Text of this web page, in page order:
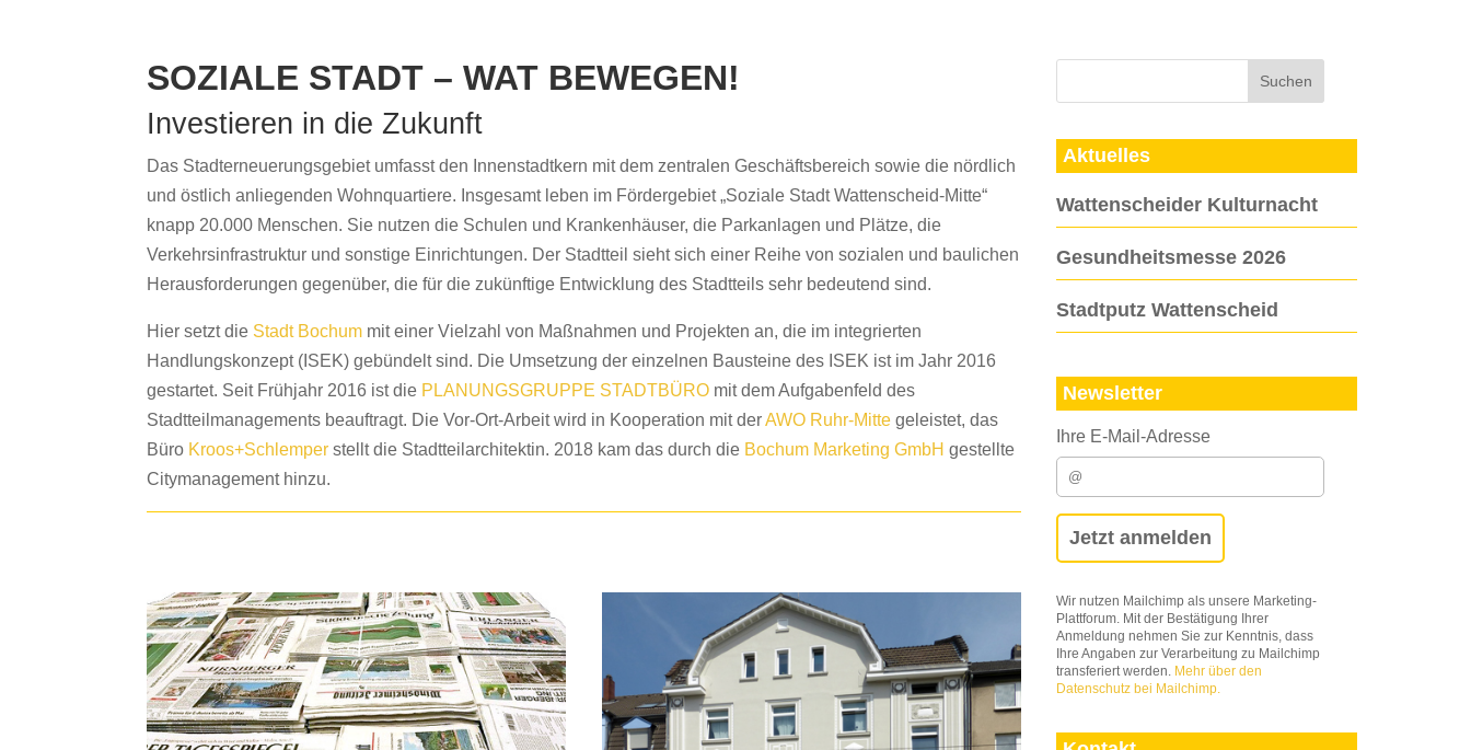
SOZIALE STADT – WAT BEWEGEN!
Investieren in die Zukunft
Das Stadterneuerungsgebiet umfasst den Innenstadtkern mit dem zentralen Geschäftsbereich sowie die nördlich
und östlich anliegenden Wohnquartiere. Insgesamt leben im Fördergebiet „Soziale Stadt Wattenscheid-Mitte“
knapp 20.000 Menschen. Sie nutzen die Schulen und Krankenhäuser, die Parkanlagen und Plätze, die
Verkehrsinfrastruktur und sonstige Einrichtungen. Der Stadtteil sieht sich einer Reihe von sozialen und baulichen
Herausforderungen gegenüber, die für die zukünftige Entwicklung des Stadtteils sehr bedeutend sind.
Hier setzt die Stadt Bochum mit einer Vielzahl von Maßnahmen und Projekten an, die im integrierten
Handlungskonzept (ISEK) gebündelt sind. Die Umsetzung der einzelnen Bausteine des ISEK ist im Jahr 2016
gestartet. Seit Frühjahr 2016 ist die PLANUNGSGRUPPE STADTBÜRO mit dem Aufgabenfeld des
Stadtteilmanagements beauftragt. Die Vor-Ort-Arbeit wird in Kooperation mit derAWO Ruhr-Mitte geleistet, das
Büro Kroos+Schlemper stellt die Stadtteilarchitektin. 2018 kam das durch die Bochum Marketing GmbH gestellte
Citymanagement hinzu.
Aktuelles
Wattenscheider Kulturnacht
Gesundheitsmesse 2026
Stadtputz Wattenscheid
Newsletter
Ihre E-Mail-Adresse
Wir nutzen Mailchimp als unsere Marketing-
Plattforum. Mit der Bestätigung Ihrer
Anmeldung nehmen Sie zur Kenntnis, dass
Ihre Angaben zur Verarbeitung zu Mailchimp
transferiert werden. Mehr über den
Datenschutz bei Mailchimp.